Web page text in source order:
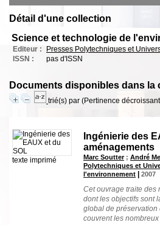
Détail d'une collection
Science et technologie de
Editeur :
Presses Polytechniques et
ISSN :
pas d'ISSN
Documents disponibles dans la
trié(s) par (Pertinence
texte imprimé
Ingénierie des
aménagements
Marc Soutter;André
Polytechniques et
l'environnement |2007
Cet ouvrage traite des
dont les objectifs sont
global de préservation
couvrent les nombreux